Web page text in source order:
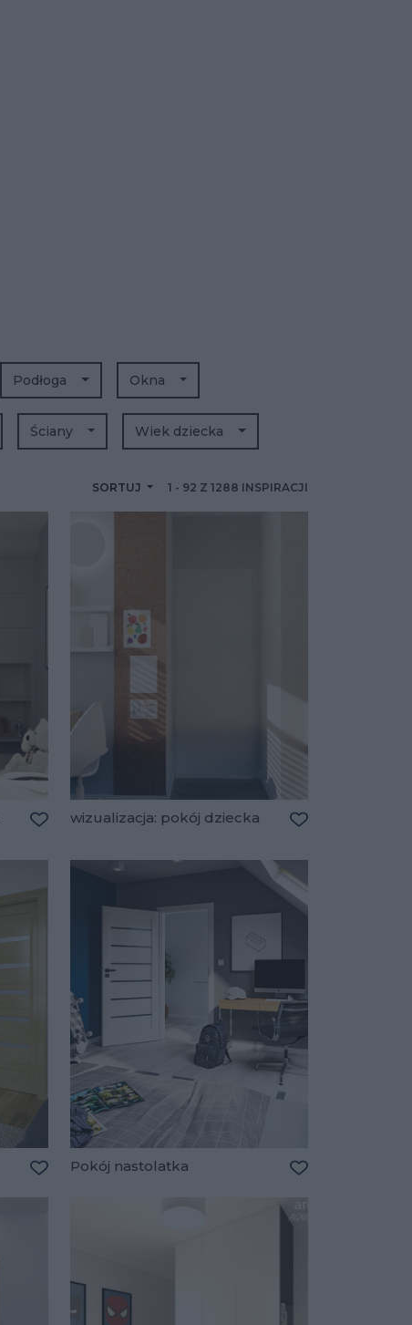
SORTUJ 1 - 92 Z 1288 INSPIRACJI
Podłoga Okna
Ściany Wiek dziecka
wizualizacja: pokój dziecka
Pokój nastolatka